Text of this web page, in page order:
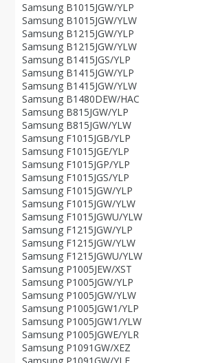
Samsung B1015JGW/YLP
Samsung B1015JGW/YLW
Samsung B1215JGW/YLP
Samsung B1215JGW/YLW
Samsung B1415JGS/YLP
Samsung B1415JGW/YLP
Samsung B1415JGW/YLW
Samsung B1480DEW/HAC
Samsung B815JGW/YLP
Samsung B815JGW/YLW
Samsung F1015JGB/YLP
Samsung F1015JGE/YLP
Samsung F1015JGP/YLP
Samsung F1015JGS/YLP
Samsung F1015JGW/YLP
Samsung F1015JGW/YLW
Samsung F1015JGWU/YLW
Samsung F1215JGW/YLP
Samsung F1215JGW/YLW
Samsung F1215JGWU/YLW
Samsung P1005JEW/XST
Samsung P1005JGW/YLP
Samsung P1005JGW/YLW
Samsung P1005JGW1/YLP
Samsung P1005JGW1/YLW
Samsung P1005JGWE/YLR
Samsung P1091GW/XEZ